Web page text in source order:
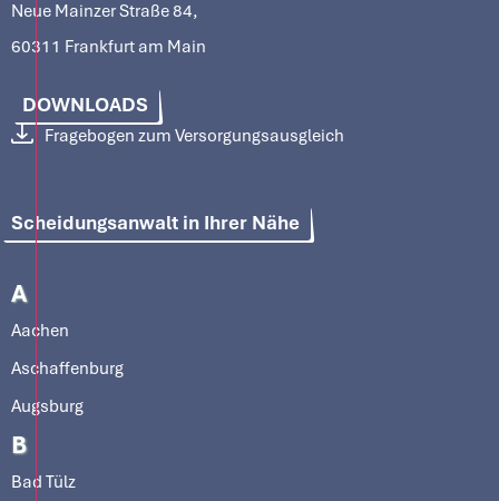
Neue Mainzer Straße 84,
60311 Frankfurt am Main
DOWNLOADS
Fragebogen zum Versorgungsausgleich
Scheidungsanwalt in Ihrer Nähe
A
Aachen
Aschaffenburg
Augsburg
B
Bad Tülz